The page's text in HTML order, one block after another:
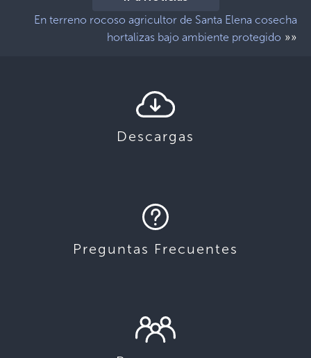
En terreno rocoso agricultor de Santa Elena cosecha
hortalizas bajo ambiente protegido »»
Descargas
Preguntas Frecuentes